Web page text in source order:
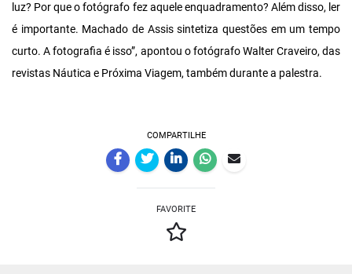
luz? Por que o fotógrafo fez aquele enquadramento? Além disso, ler
é importante. Machado de Assis sintetiza questões em um tempo
curto. A fotografia é isso”, apontou o fotógrafo Walter Craveiro, das
revistas Náutica e Próxima Viagem, também durante a palestra.
COMPARTILHE
FAVORITE